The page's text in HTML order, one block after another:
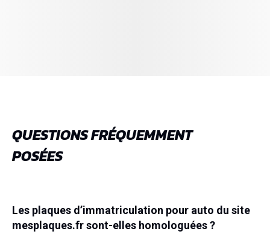
QUESTIONS FRÉQUEMMENT
POSÉES
Les plaques d’immatriculation pour auto du site
mesplaques.fr sont-elles homologuées ?